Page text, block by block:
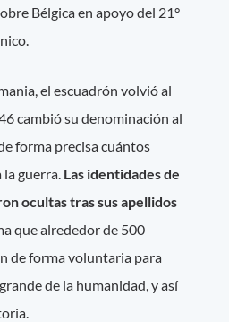
Bélgica en apoyo del 21°
el escuadrón volvió al
cambió su denominación al
forma precisa cuántos
guerra. Las identidades de
ocultas tras sus apellidos
que alrededor de 500
de forma voluntaria para
de la humanidad, y así